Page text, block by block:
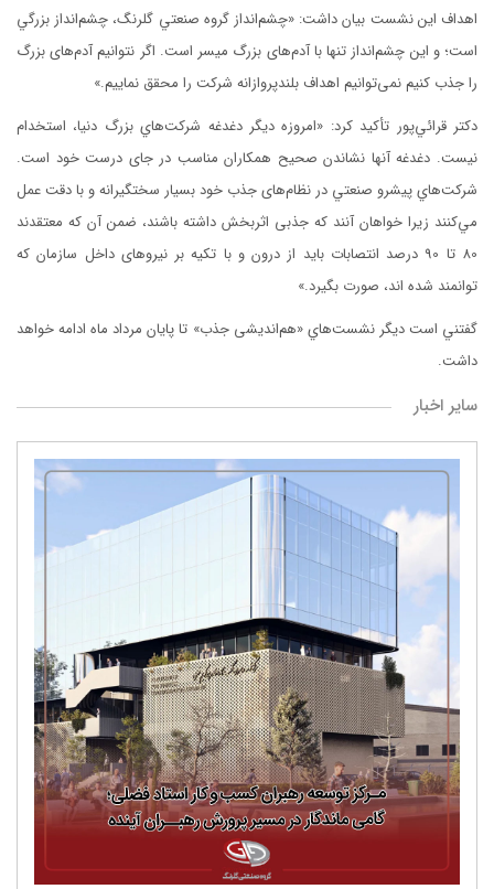
اهداف اين نشست بيان داشت:‌ «چشم‌انداز گروه صنعتي گلرنگ، چشم‌انداز بزرگي
است؛ و اين چشم‌انداز تنها با آدم‌های بزرگ میسر است. اگر نتوانیم آدم‌های بزرگ
را جذب کنیم نمی‌توانیم اهداف بلندپروازانه شرکت را محقق نمايیم.»
دكتر قرائي‌پور تأكيد كرد: «امروزه ديگر دغدغه شركت‌هاي بزرگ دنيا، استخدام
نیست. دغدغه آنها نشاندن صحيح همكاران مناسب در جای درست خود است.
شركت‌هاي پیشرو صنعتي در نظام‌های جذب خود بسيار سختگیرانه و با دقت عمل
مي‌كنند زيرا خواهان آنند كه جذبی اثربخش داشته باشند، ضمن آن كه معتقدند
80 تا 90 درصد انتصابات بايد از درون و با تکیه بر نیروهای داخل سازمان که
توانمند شده اند، صورت بگيرد.»
گفتني است ديگر نشست‌هاي «هم‌اندیشی جذب» تا پايان مرداد ماه ادامه خواهد
داشت.
سایر اخبار